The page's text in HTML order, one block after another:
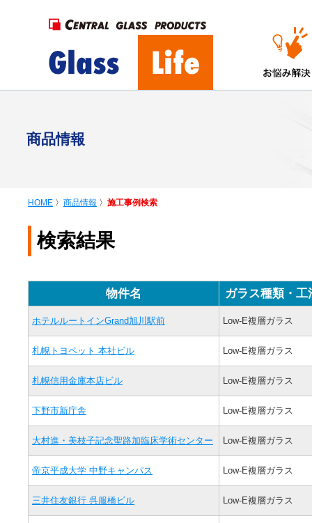
商品情報
HOME 〉 商品情報 〉 施工事例検索
検索結果
物件名 ガラス種類・工
ホテルルートインGrand旭川駅前 Low-E複層ガラス
札幌トヨペット 本社ビル Low-E複層ガラス
札幌信用金庫本店ビル Low-E複層ガラス
下野市新庁舎 Low-E複層ガラス
大村進・美枝子記念聖路加臨床学術センター Low-E複層ガラス
帝京平成大学 中野キャンパス Low-E複層ガラス
三井住友銀行 呉服橋ビル Low-E複層ガラス